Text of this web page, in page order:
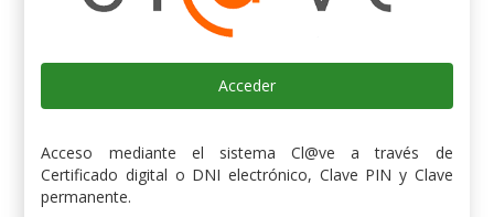
Acceder
Acceso mediante el sistema Cl@ve a través de
Certificado digital o DNI electrónico, Clave PIN y Clave
permanente.